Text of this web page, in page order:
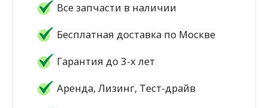
Все запчасти в наличии
Бесплатная доставка по Москве
Гарантия до 3-х лет
Аренда, Лизинг, Тест-драйв